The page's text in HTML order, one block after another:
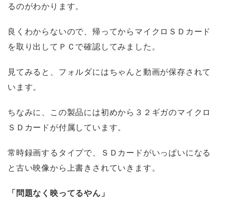
るのがわかります。
良くわからないので、帰ってからマイクロＳＤカード
を取り出してＰＣで確認してみました。
見てみると、フォルダにはちゃんと動画が保存されて
います。
ちなみに、この製品には初めから３２ギガのマイクロ
ＳＤカードが付属しています。
常時録画するタイプで、ＳＤカードがいっぱいになる
と古い映像から上書きされていきます。
「問題なく映ってるやん」